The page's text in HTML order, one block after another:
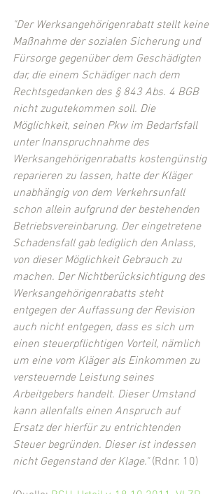
"Der Werksangehörigenrabatt stellt keine
Maßnahme der sozialen Sicherung und
Fürsorge gegenüber dem Geschädigten
dar, die einem Schädiger nach dem
Rechtsgedanken des § 843 Abs. 4 BGB
nicht zugutekommen soll. Die
Möglichkeit, seinen Pkw im Bedarfsfall
unter Inanspruchnahme des
Werksangehörigenrabatts kostengünstig
reparieren zu lassen, hatte der Kläger
unabhängig von dem Verkehrsunfall
schon allein aufgrund der bestehenden
Betriebsvereinbarung. Der eingetretene
Schadensfall gab lediglich den Anlass,
von dieser Möglichkeit Gebrauch zu
machen. Der Nichtberücksichtigung des
Werksangehörigenrabatts steht
entgegen der Auffassung der Revision
auch nicht entgegen, dass es sich um
einen steuerpflichtigen Vorteil, nämlich
um eine vom Kläger als Einkommen zu
versteuernde Leistung seines
Arbeitgebers handelt. Dieser Umstand
kann allenfalls einen Anspruch auf
Ersatz der hierfür zu entrichtenden
Steuer begründen. Dieser ist indessen
nicht Gegenstand der Klage." (Rdnr. 10)